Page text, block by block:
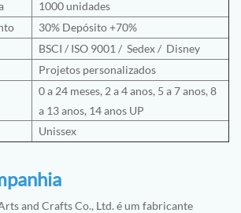
1000 unidades
30% Depósito +70%
BSCI / ISO 9001 / Sedex / Disney
Projetos personalizados
0 a 24 meses, 2 a 4 anos, 5 a 7 anos, 8
a 13 anos, 14 anos UP
Unissex
and Crafts Co., Ltd. é um fabricante